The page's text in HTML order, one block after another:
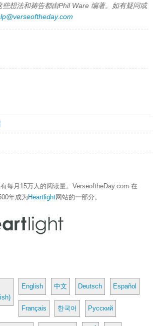
些想法和祷告都由Phil Ware 编著。如有疑问或
每月15万人的阅读量。VerseoftheDay.com 在
年成为 Heartlight网站的一部分。
English 中文 Deutsch Español
Français 한국어 Русский